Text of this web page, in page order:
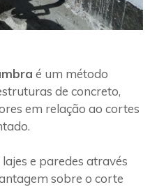
é um método
de concreto,
em relação ao cortes
e paredes através
sobre o corte